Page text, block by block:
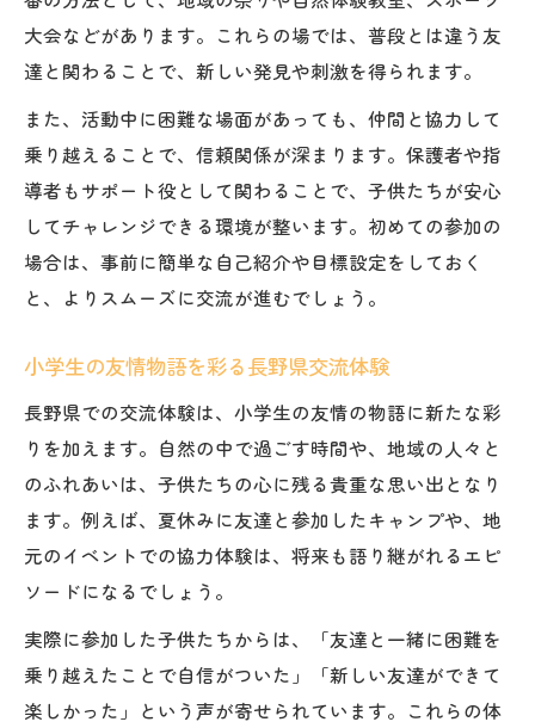
大会などがあります。これらの場では、普段とは違う友
達と関わることで、新しい発見や刺激を得られます。
また、活動中に困難な場面があっても、仲間と協力して
乗り越えることで、信頼関係が深まります。保護者や指
導者もサポート役として関わることで、子供たちが安心
してチャレンジできる環境が整います。初めての参加の
場合は、事前に簡単な自己紹介や目標設定をしておく
と、よりスムーズに交流が進むでしょう。
小学生の友情物語を彩る長野県交流体験
長野県での交流体験は、小学生の友情の物語に新たな彩
りを加えます。自然の中で過ごす時間や、地域の人々と
のふれあいは、子供たちの心に残る貴重な思い出となり
ます。例えば、夏休みに友達と参加したキャンプや、地
元のイベントでの協力体験は、将来も語り継がれるエピ
ソードになるでしょう。
実際に参加した子供たちからは、「友達と一緒に困難を
乗り越えたことで自信がついた」「新しい友達ができて
楽しかった」という声が寄せられています。これらの体